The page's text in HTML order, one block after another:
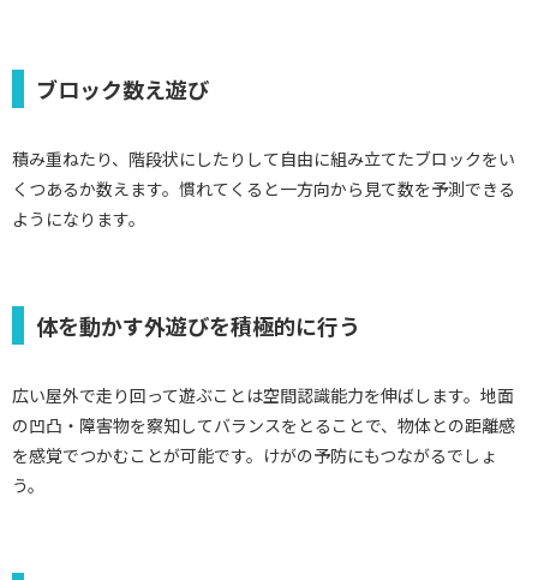
ブロック数え遊び
積み重ねたり、階段状にしたりして自由に組み立てたブロックをい
くつあるか数えます。慣れてくると一方向から見て数を予測できる
ようになります。
体を動かす外遊びを積極的に行う
広い屋外で走り回って遊ぶことは空間認識能力を伸ばします。地面
の凹凸・障害物を察知してバランスをとることで、物体との距離感
を感覚でつかむことが可能です。けがの予防にもつながるでしょ
う。